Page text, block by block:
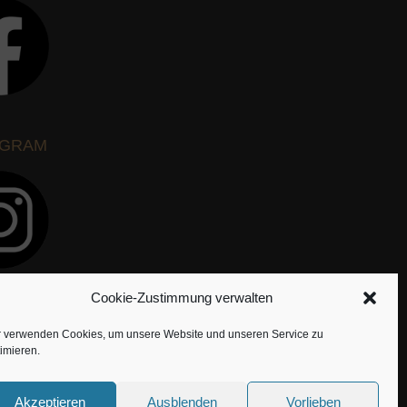
Cookie-Zustimmung verwalten
verwenden Cookies, um unsere Website und unseren Service zu
Akzeptieren Ausblenden Vorlieben